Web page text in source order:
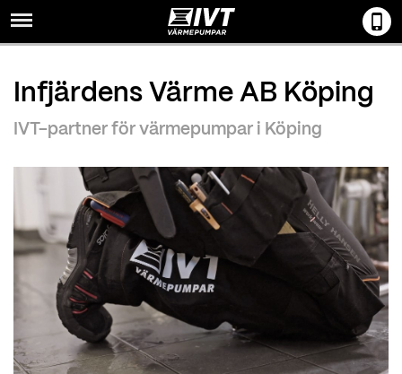
Infjärdens Värme AB Köping
IVT-partner för värmepumpar i Köping